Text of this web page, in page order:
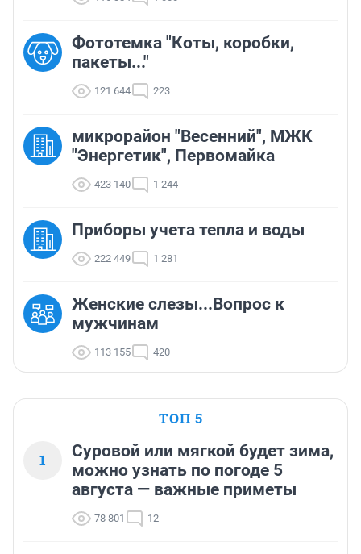
Фототемка "Коты, коробки,
пакеты..."
121 644 223
микрорайон "Весенний", МЖК
"Энергетик", Первомайка
423 140 1 244
Приборы учета тепла и воды
222 449 1 281
Женские слезы...Вопрос к
мужчинам
113 155 420
ТОП 5
1
Суровой или мягкой будет зима,
можно узнать по погоде 5
августа — важные приметы
78 801 12